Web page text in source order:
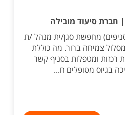
חברת סיעוד מובילה
סיעוד ותיקה (12 סניפים) מחפשת סגן/ית מנהל /ת
צמיחה ברור. מה כוללת
רכזות ומטפלות בסניף קשר
בגיוס מטופלים ח...